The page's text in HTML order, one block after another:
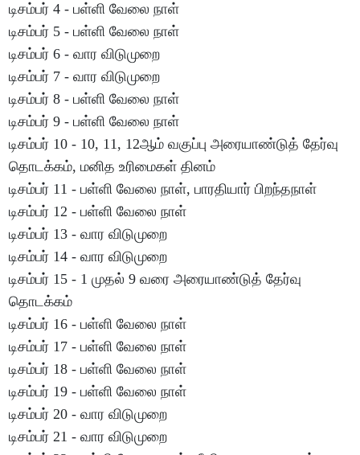
டிசம்பர் 4 - பள்ளி வேலை நாள்
டிசம்பர் 5 - பள்ளி வேலை நாள்
டிசம்பர் 6 - வார விடுமுறை
டிசம்பர் 7 - வார விடுமுறை
டிசம்பர் 8 - பள்ளி வேலை நாள்
டிசம்பர் 9 - பள்ளி வேலை நாள்
டிசம்பர் 10 - 10, 11, 12ஆம் வகுப்பு அரையாண்டுத் தேர்வு
தொடக்கம், மனித உரிமைகள் தினம்
டிசம்பர் 11 - பள்ளி வேலை நாள், பாரதியார் பிறந்தநாள்
டிசம்பர் 12 - பள்ளி வேலை நாள்
டிசம்பர் 13 - வார விடுமுறை
டிசம்பர் 14 - வார விடுமுறை
டிசம்பர் 15 - 1 முதல் 9 வரை அரையாண்டுத் தேர்வு
தொடக்கம்
டிசம்பர் 16 - பள்ளி வேலை நாள்
டிசம்பர் 17 - பள்ளி வேலை நாள்
டிசம்பர் 18 - பள்ளி வேலை நாள்
டிசம்பர் 19 - பள்ளி வேலை நாள்
டிசம்பர் 20 - வார விடுமுறை
டிசம்பர் 21 - வார விடுமுறை